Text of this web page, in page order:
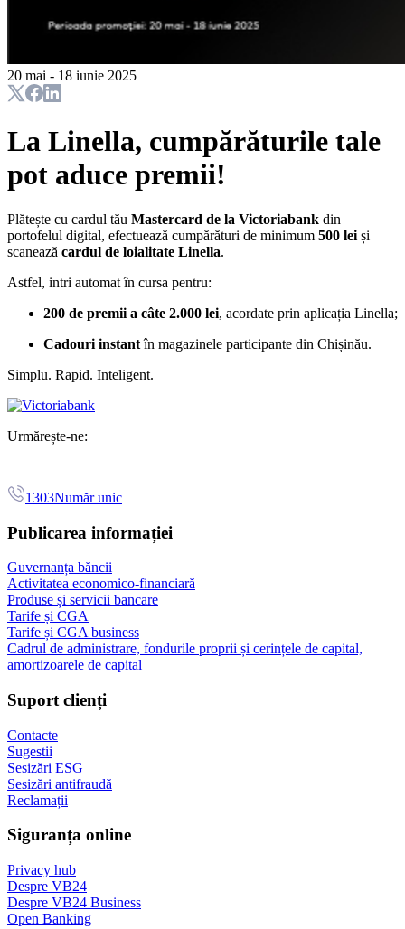
20 mai - 18 iunie 2025
La Linella, cumpărăturile tale
pot aduce premii!
Plătește cu cardul tău Mastercard de la Victoriabank din
portofelul digital, efectuează cumpărături de minimum 500 lei și
scanează cardul de loialitate Linella.
Astfel, intri automat în cursa pentru:
200 de premii a câte 2.000 lei, acordate prin aplicația Linella;
Cadouri instantîn magazinele participante din Chișinău.
Simplu. Rapid. Inteligent.
Urmărește-ne:
1303Număr unic
Publicarea informației
Guvernanța băncii
Activitatea economico-financiară
Produse și servicii bancare
Tarife și CGA
Tarife și CGA business
Cadrul de administrare, fondurile proprii și cerințele de capital,
amortizoarele de capital
Suport clienți
Contacte
Sugestii
Sesizări ESG
Sesizări antifraudă
Reclamații
Siguranța online
Privacy hub
Despre VB24
Despre VB24 Business
Open Banking